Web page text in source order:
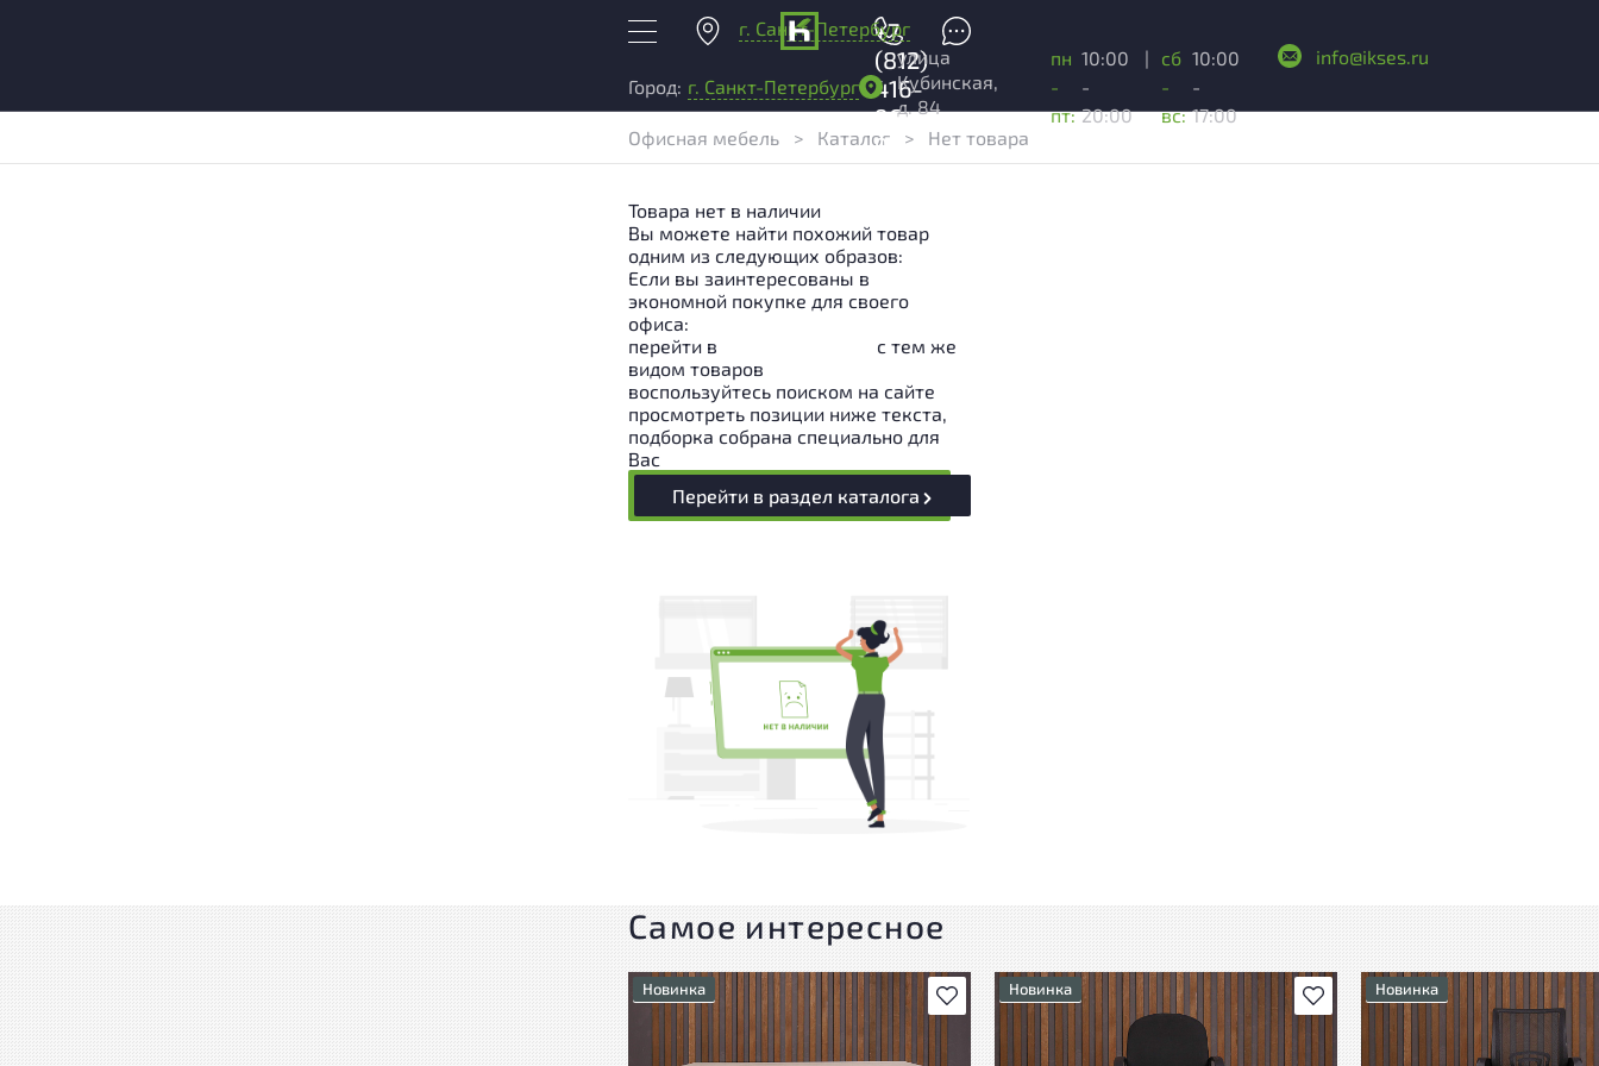
г. Санкт-Петербург
+7
(812)
416-
96-
99
Город: г. Санкт-Петербург
улица
Кубинская,
д. 84
пн
-
пт:
10:00
-
20:00
|
сб
-
вс:
10:00
-
17:00
info@ikses.ru
Офисная мебель > Каталог > Нет товара
Товара нет в наличии
Вы можете найти похожий товар
одним из следующих образов:
Если вы заинтересованы в
экономной покупке для своего
офиса:
перейти в
с тем же
видом товаров
воспользуйтесь поиском на сайте
просмотреть позиции ниже текста,
подборка собрана специально для
Вас
Перейти в раздел каталога
Самое интересное
В избранное
Новинка В избранное
Новинка Новинка